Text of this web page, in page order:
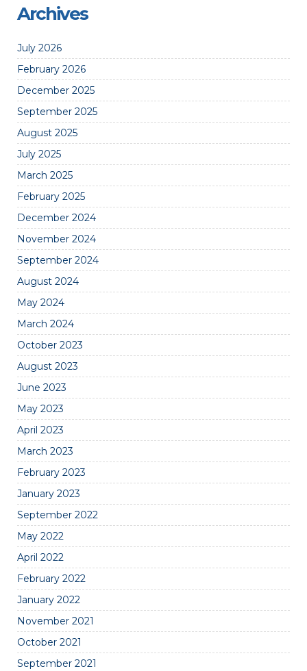
Archives
July 2026
February 2026
December 2025
September 2025
August 2025
July 2025
March 2025
February 2025
December 2024
November 2024
September 2024
August 2024
May 2024
March 2024
October 2023
August 2023
June 2023
May 2023
April 2023
March 2023
February 2023
January 2023
September 2022
May 2022
April 2022
February 2022
January 2022
November 2021
October 2021
September 2021